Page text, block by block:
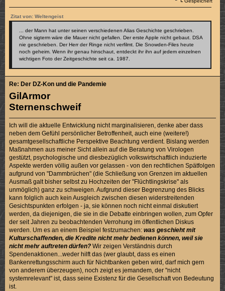
Zitat von: Weltengeist
... der Mann hat unter seinen verschiedenen Alias Geschichte geschrieben.
Ohne sigterm wäre die Mauer nicht gefallen. Der erste Apple nicht gebaut. DSA
nie geschrieben. Der Herr der Ringe nicht verfilmt. Die Snowden-Files heute
noch geheim. Wenn ihr genau hinschaut, entdeckt ihr ihn auf jedem einzelnen
wichtigen Foto der Zeitgeschichte seit ca. 1987.
GilArmor
Sternenschweif
Re: Der DZ-Kon und die Pandemie
Ich will die aktuelle Entwicklung nicht marginalisieren, denke aber dass
neben dem Gefühl persönlicher Betroffenheit, auch eine (weitere!)
gesamtgesellschaftliche Perspektive Beachtung verdient. Bislang werden
Maßnahmen aus meiner Sicht allein auf die Beratung von Virologen
gestützt, psychologische und diesbezüglich volkswirtschaftlich induzierte
Aspekte werden völlig außen vor gelassen - von den rechtlichen Spätfolgen
aufgrund von "Dammbrüchen" (die Schließung von Grenzen im aktuellen
Ausmaß galt bisher selbst zu Hochzeiten der "Flüchtlingskrise" als
unmöglich) ganz zu schweigen. Aufgrund dieser Begrenzung des Blicks
kann folglich auch kein Ausgleich zwischen diesen widerstreitenden
Gesichtspunkten erfolgen - ja, sie können noch nicht einmal diskutiert
werden, da diejenigen, die sie in die Debatte einbringen wollen, zum Opfer
der seit Jahren zu beobachtenden Verrohung im öffentlichen Diskus
werden. Um es an einem Beispiel festzumachen:was geschieht mit
Kulturschaffenden, die Kredite nicht mehr bedienen können, weil sie
nicht mehr auftreten dürfen? Wir zeigen Verständnis durch
Spendenaktionen...weder hilft das (wer glaubt, dass es einen
Bankenrettungsschirm auch für Nichtbanken geben wird, darf mich gern
von anderem überzeugen), noch zeigt es jemandem, der "nicht
systemrelevant" ist, dass seine Existenz für die Gesellschaft von Bedeutung
ist.